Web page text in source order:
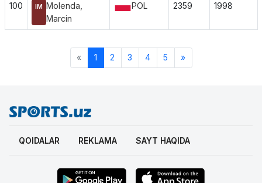
100 IM Molenda,
Marcin
POL 2359 1998
« 1 2 3 4 5 »
QOIDALAR REKLAMA SAYT HAQIDA